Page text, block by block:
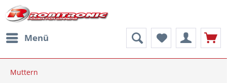
Menü
Muttern